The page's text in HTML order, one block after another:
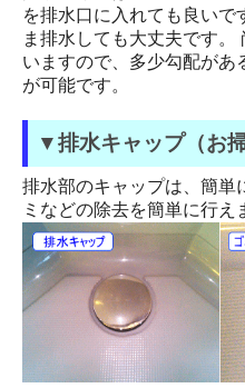
を排水口に入れても良いで
ま排水しても大丈夫です。
いますので、多少勾配があ
が可能です。
▼排水キャップ（お
排水部のキャップは、簡単
ミなどの除去を簡単に行え